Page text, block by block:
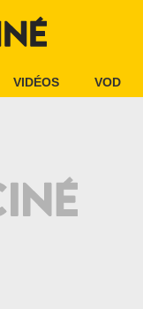
VIDÉOS VOD